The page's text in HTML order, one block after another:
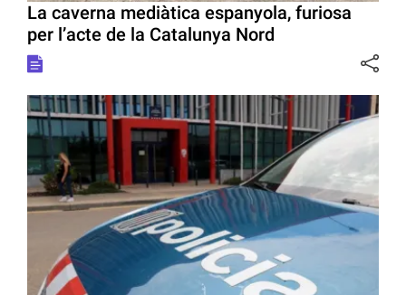
La caverna mediàtica espanyola, furiosa
per l’acte de la Catalunya Nord